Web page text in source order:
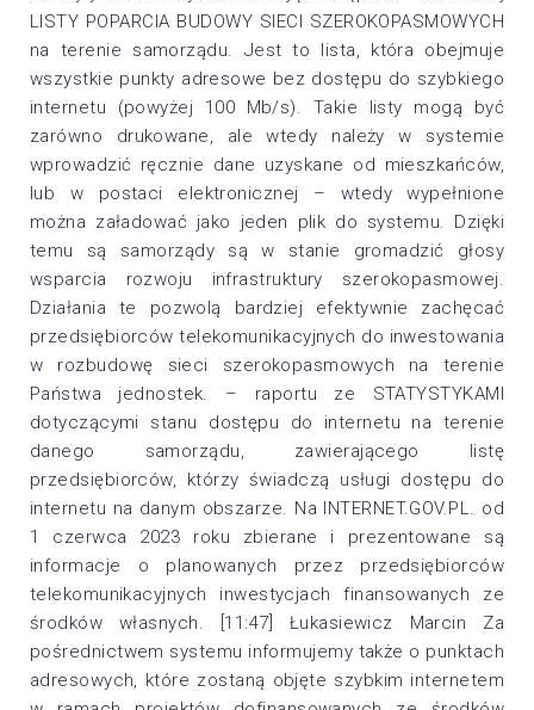
LISTY POPARCIA BUDOWY SIECI SZEROKOPASMOWYCH
na terenie samorządu. Jest to lista, która obejmuje
wszystkie punkty adresowe bez dostępu do szybkiego
internetu (powyżej 100 Mb/s). Takie listy mogą być
zarówno drukowane, ale wtedy należy w systemie
wprowadzić ręcznie dane uzyskane od mieszkańców,
lub w postaci elektronicznej – wtedy wypełnione
można załadować jako jeden plik do systemu. Dzięki
temu są samorządy są w stanie gromadzić głosy
wsparcia rozwoju infrastruktury szerokopasmowej.
Działania te pozwolą bardziej efektywnie zachęcać
przedsiębiorców telekomunikacyjnych do inwestowania
w rozbudowę sieci szerokopasmowych na terenie
Państwa jednostek. – raportu ze STATYSTYKAMI
dotyczącymi stanu dostępu do internetu na terenie
danego samorządu, zawierającego listę
przedsiębiorców, którzy świadczą usługi dostępu do
internetu na danym obszarze. Na INTERNET.GOV.PL. od
1 czerwca 2023 roku zbierane i prezentowane są
informacje o planowanych przez przedsiębiorców
telekomunikacyjnych inwestycjach finansowanych ze
środków własnych. [11:47] Łukasiewicz Marcin Za
pośrednictwem systemu informujemy także o punktach
adresowych, które zostaną objęte szybkim internetem